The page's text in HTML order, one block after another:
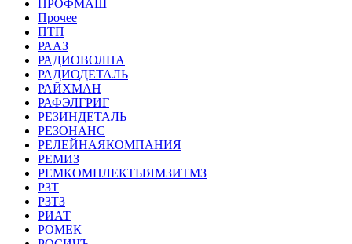
ПРОФМАШ
Прочее
ПТП
РААЗ
РАДИОВОЛНА
РАДИОДЕТАЛЬ
РАЙХМАН
РАФЭЛГРИГ
РЕЗИНДЕТАЛЬ
РЕЗОНАНС
РЕЛЕЙНАЯКОМПАНИЯ
РЕМИЗ
РЕМКОМПЛЕКТЫЯМЗИТМЗ
РЗТ
РЗТЗ
РИАТ
РОМЕК